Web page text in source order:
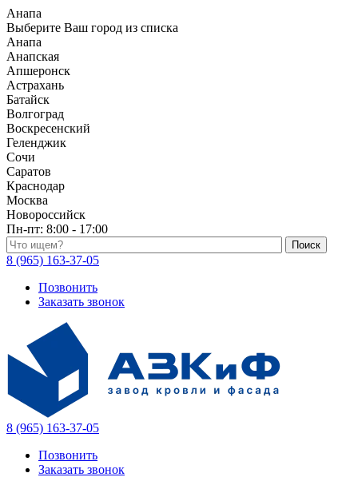
Анапа
Выберите Ваш город из списка
Анапа
Анапская
Апшеронск
Астрахань
Батайск
Волгоград
Воскресенский
Геленджик
Сочи
Саратов
Краснодар
Москва
Новороссийск
Пн-пт: 8:00 - 17:00
Поиск по каталогу
8 (965) 163-37-05
Позвонить
Заказать звонок
8 (965) 163-37-05
Позвонить
Заказать звонок